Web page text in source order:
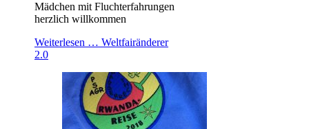
Mädchen mit Fluchterfahrungen
herzlich willkommen
Weiterlesen … Weltfairänderer
2.0